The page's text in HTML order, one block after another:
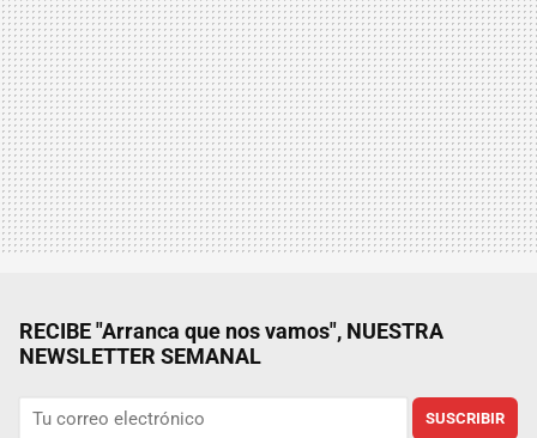
RECIBE "Arranca que nos vamos", NUESTRA
NEWSLETTER SEMANAL
SUSCRIBIR